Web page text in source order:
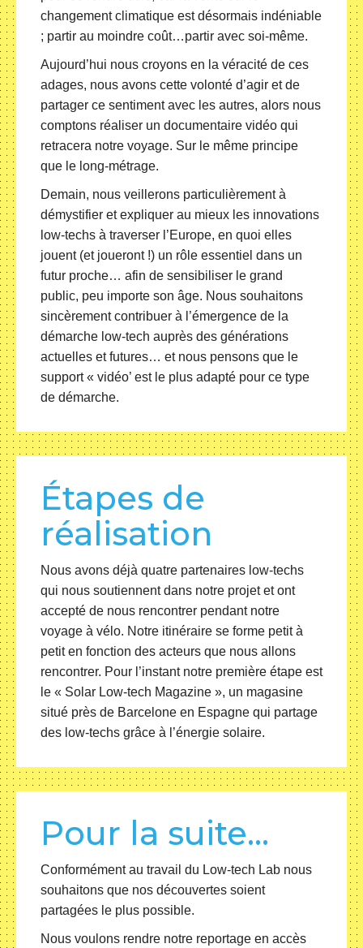
changement climatique est désormais indéniable
; partir au moindre coût…partir avec soi-même.
Aujourd’hui nous croyons en la véracité de ces
adages, nous avons cette volonté d’agir et de
partager ce sentiment avec les autres, alors nous
comptons réaliser un documentaire vidéo qui
retracera notre voyage. Sur le même principe
que le long-métrage.
Demain, nous veillerons particulièrement à
démystifier et expliquer au mieux les innovations
low-techs à traverser l’Europe, en quoi elles
jouent (et joueront !) un rôle essentiel dans un
futur proche… afin de sensibiliser le grand
public, peu importe son âge. Nous souhaitons
sincèrement contribuer à l’émergence de la
démarche low-tech auprès des générations
actuelles et futures… et nous pensons que le
support « vidéo’ est le plus adapté pour ce type
de démarche.
Étapes de
réalisation
Nous avons déjà quatre partenaires low-techs
qui nous soutiennent dans notre projet et ont
accepté de nous rencontrer pendant notre
voyage à vélo. Notre itinéraire se forme petit à
petit en fonction des acteurs que nous allons
rencontrer. Pour l’instant notre première étape est
le « Solar Low-tech Magazine », un magasine
situé près de Barcelone en Espagne qui partage
des low-techs grâce à l’énergie solaire.
Pour la suite…
Conformément au travail du Low-tech Lab nous
souhaitons que nos découvertes soient
partagées le plus possible.
Nous voulons rendre notre reportage en accès